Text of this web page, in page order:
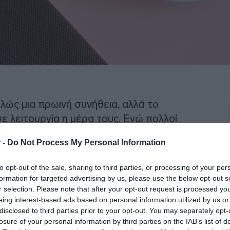
- Do Not Process My Personal Information
opt-out of the sale, sharing to third parties, or processing of your
for targeted advertising by us, please use the below opt-out
selection. Please note that after your opt-out request is processed
interest-based ads based on personal information utilized by us
to third parties prior to your opt-out. You may separately
of your personal information by third parties on the IAB’s list of
μια πρωινή συνήθεια, αλλά το
λειτουργία η μέρα τους. Ενώ πολλοί
τρία συγκεκριμένα
εξάρτηση μαζί του, θεωρώντας τον